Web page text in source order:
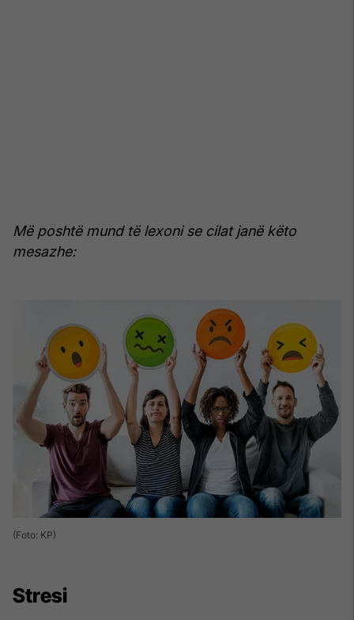
Më poshtë mund të lexoni se cilat janë këto
mesazhe:
(Foto: KP)
Stresi